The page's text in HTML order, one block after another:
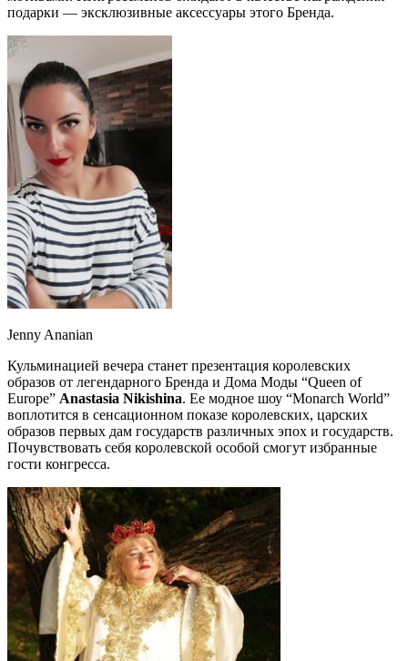
подарки — эксклюзивные аксессуары этого Бренда.
Jenny Ananian
Кульминацией вечера станет презентация королевских
образов от легендарного Бренда и Дома Моды “Queen of
Europe” Anastasia Nikishina. Ее модное шоу “Monarch World”
воплотится в сенсационном показе королевских, царских
образов первых дам государств различных эпох и государств.
Почувствовать себя королевской особой смогут избранные
гости конгресса.